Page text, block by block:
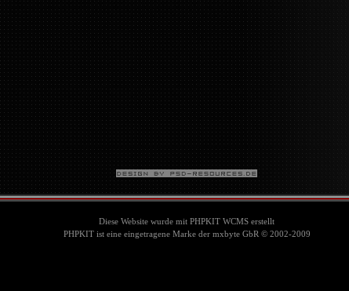
Diese Website wurde mit PHPKIT WCMS erstellt
PHPKIT ist eine eingetragene Marke der mxbyte GbR © 2002-2009